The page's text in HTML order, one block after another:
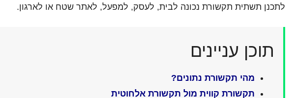
לתכנן תשתית תקשורת נכונה לבית, לעסק, למפעל, לאתר שטח או לארגון.
תוכן עניינים
מהי תקשורת נתונים?
תקשורת קווית מול תקשורת אלחוטית